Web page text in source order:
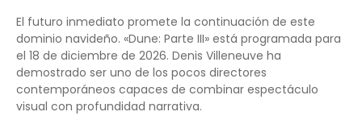
El futuro inmediato promete la continuación de este
dominio navideño. «Dune: Parte III» está programada para
el 18 de diciembre de 2026. Denis Villeneuve ha
demostrado ser uno de los pocos directores
contemporáneos capaces de combinar espectáculo
visual con profundidad narrativa.